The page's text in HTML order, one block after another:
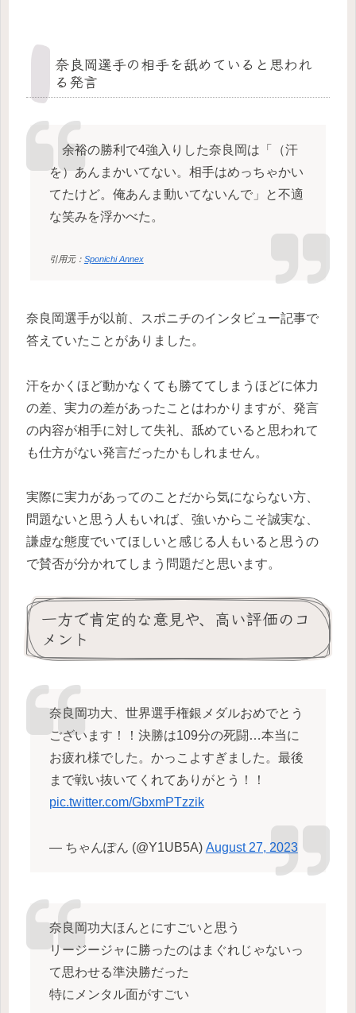
奈良岡選手の相手を舐めていると思われ
る発言
余裕の勝利で4強入りした奈良岡は「（汗
を）あんまかいてない。相手はめっちゃかい
てたけど。俺あんま動いてないんで」と不適
な笑みを浮かべた。
引用元： Sponichi Annex
奈良岡選手が以前、スポニチのインタビュー記事で
答えていたことがありました。
汗をかくほど動かなくても勝ててしまうほどに体力
の差、実力の差があったことはわかりますが、発言
の内容が相手に対して失礼、舐めていると思われて
も仕方がない発言だったかもしれません。
実際に実力があってのことだから気にならない方、
問題ないと思う人もいれば、強いからこそ誠実な、
謙虚な態度でいてほしいと感じる人もいると思うの
で賛否が分かれてしまう問題だと思います。
一方で肯定的な意見や、高い評価のコ
メント
奈良岡功大、世界選手権銀メダルおめでとう
ございます！！決勝は109分の死闘…本当に
お疲れ様でした。かっこよすぎました。最後
まで戦い抜いてくれてありがとう！！
pic.twitter.com/GbxmPTzzik
— ちゃんぽん (@Y1UB5A) August 27, 2023
奈良岡功大ほんとにすごいと思う
リージージャに勝ったのはまぐれじゃないっ
て思わせる準決勝だった
特にメンタル面がすごい